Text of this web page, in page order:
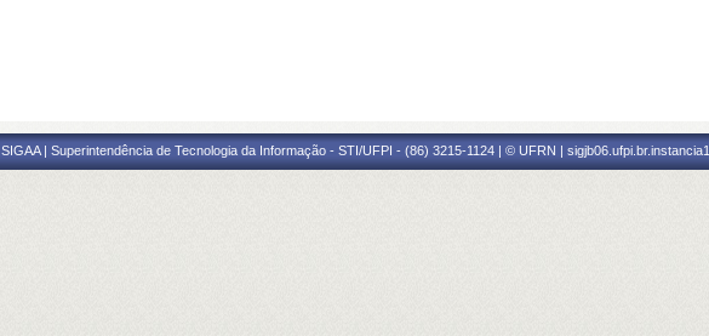
SIGAA | Superintendência de Tecnologia da Informação - STI/UFPI - (86) 3215-1124 | © UFRN | sigjb06.ufpi.br.instancia1